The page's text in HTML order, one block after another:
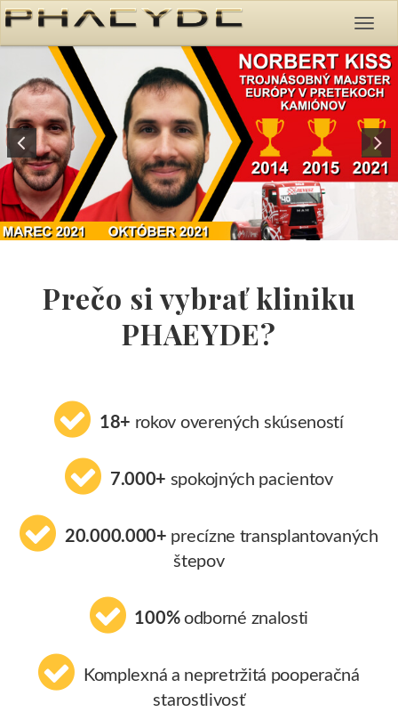
Prečo si vybrať kliniku
PHAEYDE?
18+ rokov overených skúseností
7.000+ spokojných pacientov
20.000.000+ precízne transplantovaných
štepov
100%odborné znalosti
Komplexná a nepretržitá pooperačná
starostlivosť